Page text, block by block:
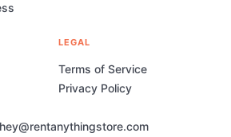
hey@rentanythingstore.com
LEGAL
Terms of Service
Privacy Policy